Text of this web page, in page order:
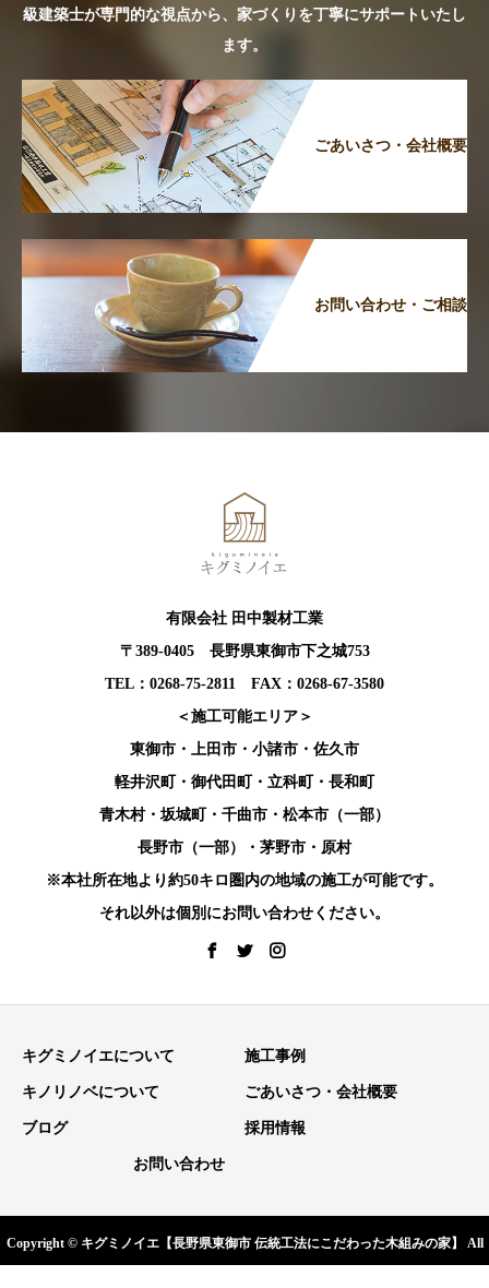
級建築士が専門的な視点から、家づくりを丁寧にサポートいたし
ます。
ごあいさつ・会社概要
お問い合わせ・ご相談
有限会社 田中製材工業
〒389-0405 長野県東御市下之城753
TEL：0268-75-2811 FAX：0268-67-3580
＜施工可能エリア＞
東御市・上田市・小諸市・佐久市
軽井沢町・御代田町・立科町・長和町
青木村・坂城町・千曲市・松本市（一部）
長野市（一部）・茅野市・原村
※本社所在地より約50キロ圏内の地域の施工が可能です。
それ以外は個別にお問い合わせください。
キグミノイエについて 施工事例
キノリノベについて ごあいさつ・会社概要
ブログ 採用情報
お問い合わせ
Copyright © キグミノイエ【長野県東御市 伝統工法にこだわった木組みの家】 All
お電話でのお問い合わせ メールでのお問い合わせ